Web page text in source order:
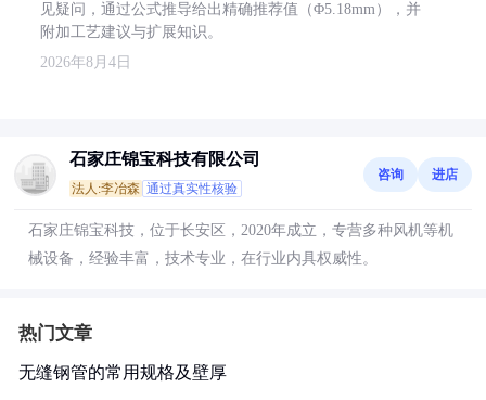
见疑问，通过公式推导给出精确推荐值（Φ5.18mm），并
附加工艺建议与扩展知识。
2026年8月4日
石家庄锦宝科技有限公司
法人:李冶森 通过真实性核验
咨询 进店
石家庄锦宝科技，位于长安区，2020年成立，专营多种风机等机
械设备，经验丰富，技术专业，在行业内具权威性。
热门文章
无缝钢管的常用规格及壁厚